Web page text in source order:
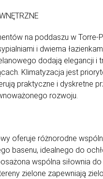
na poddaszu w
i dwiema
dodają elegancji
Klimatyzacja jest
praktyczne i dyskretne
rozwoju.
oferuje różnorodne
basenu, idealnego do
wspólna siłownia
zielone zapewniają